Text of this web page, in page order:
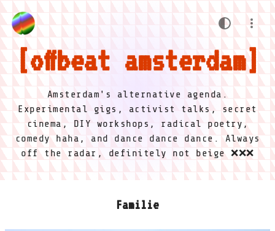
offbeat amsterdam
Amsterdam's alternative agenda.
Experimental gigs, activist talks, secret
cinema, DIY workshops, radical poetry,
comedy haha, and dance dance dance. Always
off the radar, definitely not beige ❌❌❌
Familie